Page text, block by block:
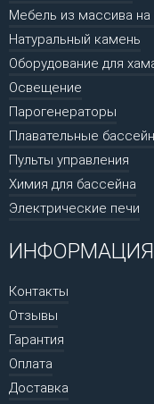
Мебель из массива на
Натуральный камень
Оборудование для
Освещение
Парогенераторы
Плавательные
Пульты управления
Химия для бассейна
Электрические печи
ИНФОРМАЦИЯ
Контакты
Отзывы
Гарантия
Оплата
Доставка